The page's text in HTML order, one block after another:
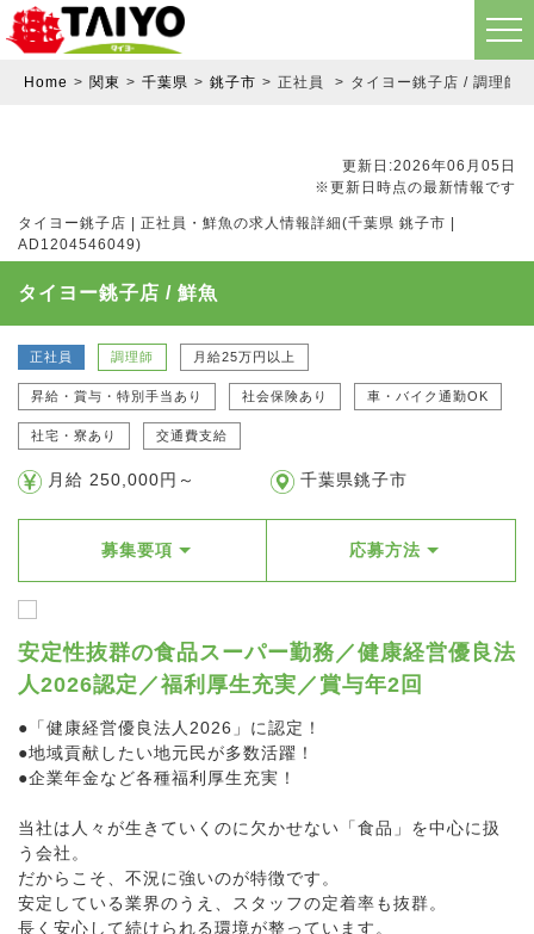
Home 関東 千葉県 銚子市 正社員 タイヨー銚子店 / 調理師
更新日:2026年06月05日
※更新日時点の最新情報です
タイヨー銚子店 | 正社員・鮮魚の求人情報詳細(千葉県 銚子市 |
AD1204546049)
タイヨー銚子店 / 鮮魚
正社員 調理師 月給25万円以上
昇給・賞与・特別手当あり 社会保険あり 車・バイク通勤OK
社宅・寮あり 交通費支給
月給 250,000円～ 千葉県銚子市
募集要項 応募方法
安定性抜群の食品スーパー勤務／健康経営優良法
人2026認定／福利厚生充実／賞与年2回
●「健康経営優良法人2026」に認定！
●地域貢献したい地元民が多数活躍！
●企業年金など各種福利厚生充実！
当社は人々が生きていくのに欠かせない「食品」を中心に扱
う会社。
だからこそ、不況に強いのが特徴です。
安定している業界のうえ、スタッフの定着率も抜群。
長く安心して続けられる環境が整っています。